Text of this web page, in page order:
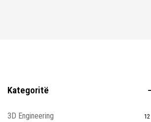
Kategoritë
3D Engineering 12